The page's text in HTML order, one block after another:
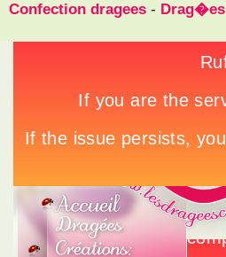
Confection dragees - Drag�es